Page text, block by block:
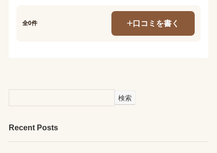
全0件 口コミを書く
検索
Recent Posts